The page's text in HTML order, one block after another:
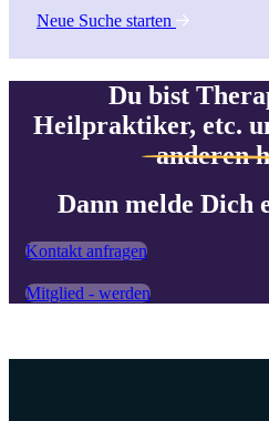
Neue Suche starten
Du bist
Heilpraktiker, etc.
anderen
Dann melde Dich
Kontakt anfragen
Mitglied - werden